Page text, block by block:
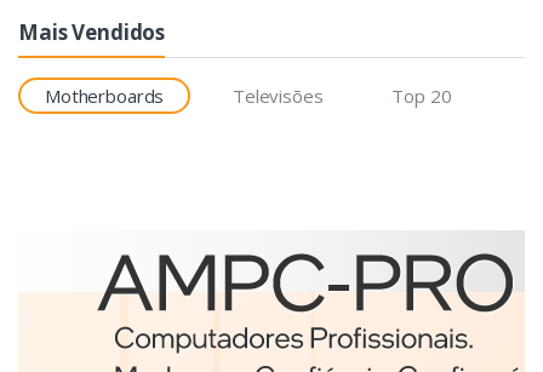
Mais Vendidos
Motherboards Televisões Top 20
Etiquetas
Brother BCS-1J074102-121
etiqueta para impressão
Branco